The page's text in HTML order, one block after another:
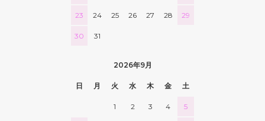
23 24 25 26 27 28 29
30 31
2026年9月
日 月 火 水 木 金 土
1 2 3 4 5